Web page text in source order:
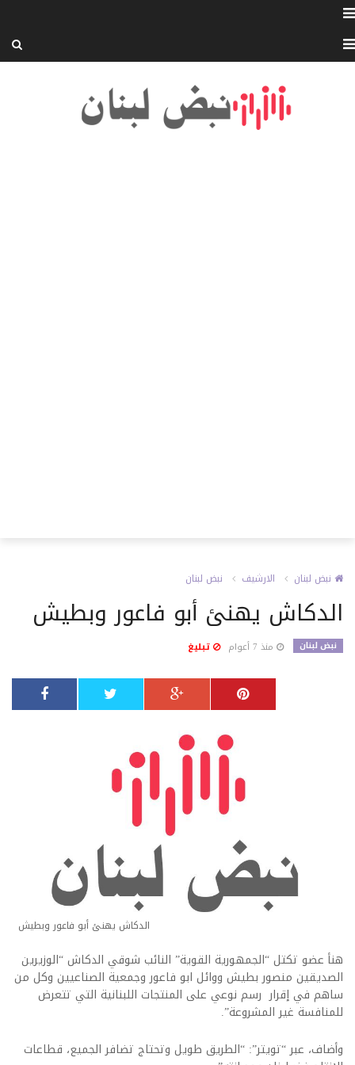
نبض لبنان الارشيف نبض لبنان
الدكاش يهنئ أبو فاعور وبطيش
نبض لبنان منذ 7 أعوام تبليغ
الدكاش يهنئ أبو فاعور وبطيش
هنأ عضو تكتل “الجمهورية القوية” النائب شوقي الدكاش “الوزيرين
الصديقين منصور بطيش ووائل ابو فاعور وجمعية الصناعيين وكل من
ساهم في إقرار رسم نوعي على المنتجات اللبنانية التي تتعرض
للمنافسة غير المشروعة”.
وأضاف، عبر “تويتر”: “الطريق طويل وتحتاج تضافر الجميع، قطاعات